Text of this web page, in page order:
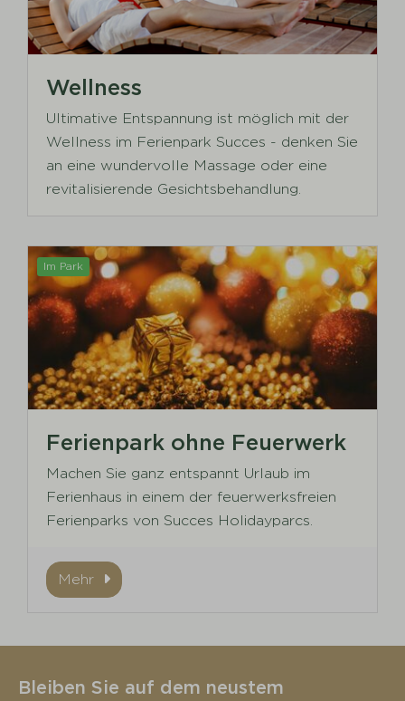
Wellness
Ultimative Entspannung ist möglich mit der
Wellness im Ferienpark Succes - denken Sie
an eine wundervolle Massage oder eine
revitalisierende Gesichtsbehandlung.
Im Park
Ferienpark ohne Feuerwerk
Machen Sie ganz entspannt Urlaub im
Ferienhaus in einem der feuerwerksfreien
Ferienparks von Succes Holidayparcs.
Mehr
Bleiben Sie auf dem neustem